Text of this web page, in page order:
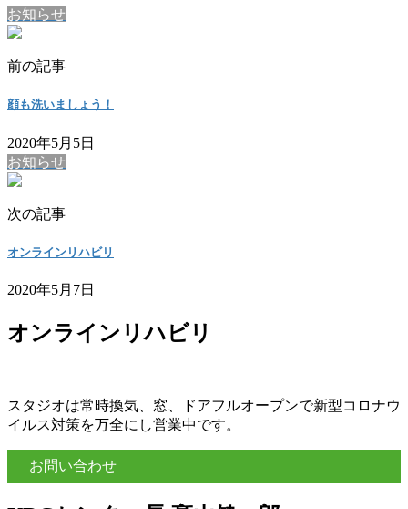
お知らせ
前の記事
顔も洗いましょう！
2020年5月5日
お知らせ
次の記事
オンラインリハビリ
2020年5月7日
オンラインリハビリ
スタジオは常時換気、窓、ドアフルオープンで新型コロナウ
イルス対策を万全にし営業中です。
お問い合わせ